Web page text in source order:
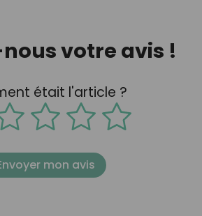
votre avis !
était l'article ?
mon avis